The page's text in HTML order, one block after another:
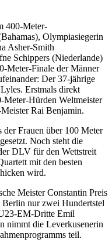
400-Meter-
Olympiasiegerin
Asher-Smith
Schippers (Niederlande)
Meter-Finale der Männer
Der 37-jährige
Erstmals direkt
Meter-Hürden Weltmeister
Rai Benjamin.
Frauen über 100 Meter
Noch steht die
DLV für den Wettstreit
mit den besten
wird.
Meister Constantin Preis
nur zwei Hundertstel
EM-Dritte Emil
nimmt die Leverkusenerin
teil.